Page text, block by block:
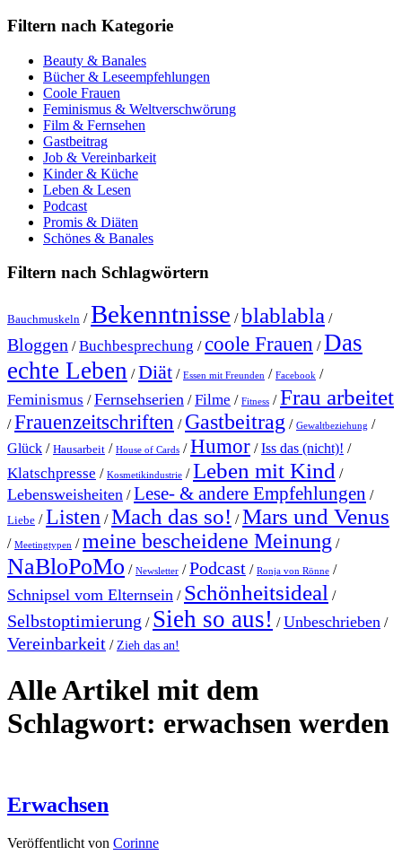
Filtern nach Kategorie
Beauty & Banales
Bücher & Leseempfehlungen
Coole Frauen
Feminismus & Weltverschwörung
Film & Fernsehen
Gastbeitrag
Job & Vereinbarkeit
Kinder & Küche
Leben & Lesen
Podcast
Promis & Diäten
Schönes & Banales
Filtern nach Schlagwörtern
Bauchmuskeln /Bekenntnisse /blablabla /
Bloggen /Buchbesprechung /coole Frauen /Das
echte Leben /Diät / Essen mit Freunden / Facebook /
Feminismus /Fernsehserien /Filme / Fitness /Frau arbeitet
/Frauenzeitschriften / Gastbeitrag / Gewaltbeziehung /
Glück / Hausarbeit / House of Cards /Humor /Iss das (nicht)! /
Klatschpresse / Kosmetikindustrie /Leben mit Kind /
Lebensweisheiten /Lese- & andere Empfehlungen /
Liebe /Listen /Mach das so! /Mars und Venus
/ Meetingtypen /meine bescheidene Meinung /
NaBloPoMo / Newsletter /Podcast / Ronja von Rönne /
Schnipsel vom Elternsein / Schönheitsideal /
Selbstoptimierung / Sieh so aus! /Unbeschrieben /
Vereinbarkeit / Zieh das an!
Alle Artikel mit dem
Schlagwort: erwachsen werden
Erwachsen
Veröffentlicht von Corinne